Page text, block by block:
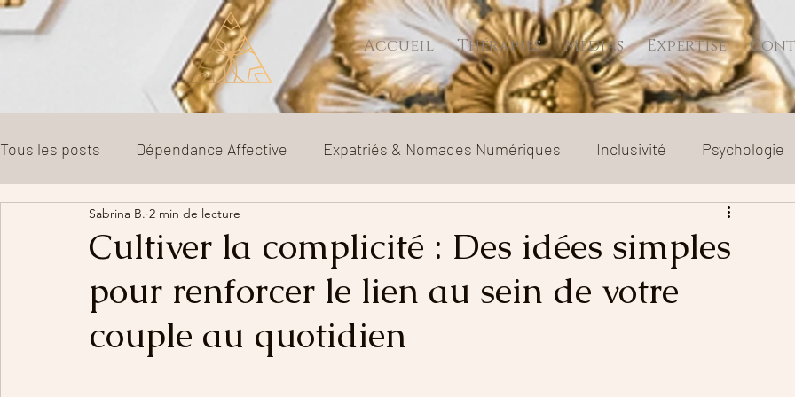
Accueil Thérapies Médias Expertise
Tous les posts Dépendance Affective Expatriés & Nomades Numériques Inclusivité Psychologie
Sexologie Couple Parentalité
Cultiver la complicité : Des idées simples
pour renforcer le lien au sein de votre
couple au quotidien
Sabrina B. 2 min de lecture